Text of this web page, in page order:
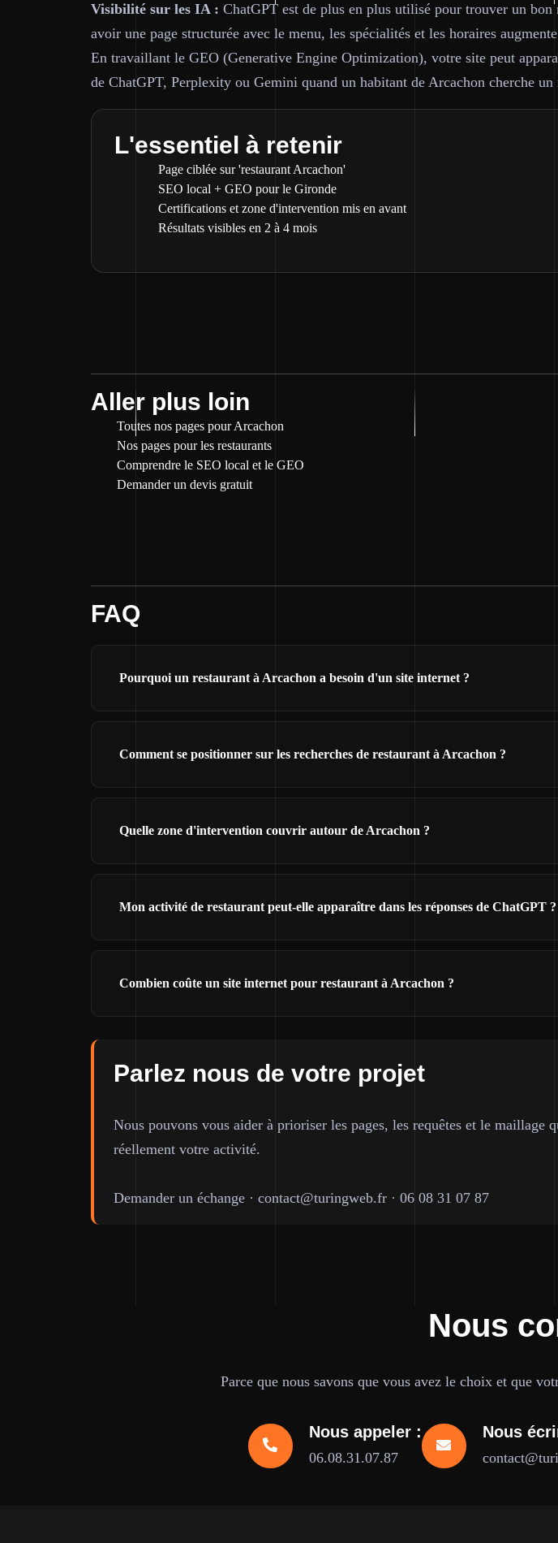
Visibilité sur les IA : ChatGPT est de plus en plus utilisé pour trouver un
avoir une page structurée avec le menu, les spécialités et les horaires
En travaillant le GEO (Generative Engine Optimization), votre site peut
de ChatGPT, Perplexity ou Gemini quand un habitant de Arcachon cherche un
L'essentiel à retenir
Page ciblée sur 'restaurant Arcachon'
SEO local + GEO pour le Gironde
Certifications et zone d'intervention mis en avant
Résultats visibles en 2 à 4 mois
Aller plus loin
Toutes nos pages pour Arcachon
Nos pages pour les restaurants
Comprendre le SEO local et le GEO
Demander un devis gratuit
FAQ
Pourquoi un restaurant à Arcachon a besoin d'un site internet ?
Comment se positionner sur les recherches de restaurant à Arcachon ?
Quelle zone d'intervention couvrir autour de Arcachon ?
Mon activité de restaurant peut-elle apparaître dans les réponses de ChatGPT ?
Combien coûte un site internet pour restaurant à Arcachon ?
Parlez nous de votre projet
Nous pouvons vous aider à prioriser les pages, les requêtes et le maillage
réellement votre activité.
Demander un échange · contact@turingweb.fr · 06 08 31 07 87
Nous
Parce que nous savons que vous avez le choix et que
Nous appeler :
06.08.31.07.87
Nous